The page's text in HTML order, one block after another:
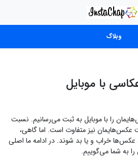
وبلاگ
را با موبایل به ثبت می‌رسانیم. نسبت
نیز متفاوت است. اما گاهی،
خراب و یا بد شوند. در ادامه ما اصلی
به شما می‌گوییم.